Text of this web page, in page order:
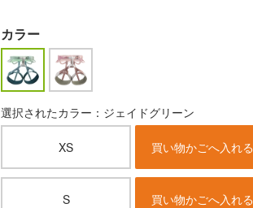
カラー
選択されたカラー：ジェイドグリーン
XS 買い物かごへ入れる
S 買い物かごへ入れる